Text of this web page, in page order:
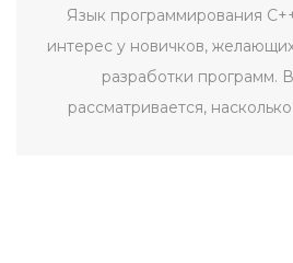
Язык программирования
интерес у новичков,
разработки программ.
рассматривается,